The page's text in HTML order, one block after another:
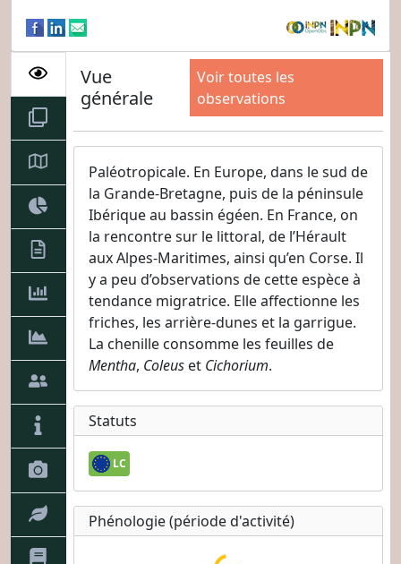
Vue
générale
Voir toutes les
observations
Paléotropicale. En Europe, dans le sud de
la Grande-Bretagne, puis de la péninsule
Ibérique au bassin égéen. En France, on
la rencontre sur le littoral, de l’Hérault
aux Alpes-Maritimes, ainsi qu’en Corse. Il
y a peu d’observations de cette espèce à
tendance migratrice. Elle affectionne les
friches, les arrière-dunes et la garrigue.
La chenille consomme les feuilles de
Mentha, Coleuset Cichorium.
Statuts
LC
Phénologie (période d'activité)